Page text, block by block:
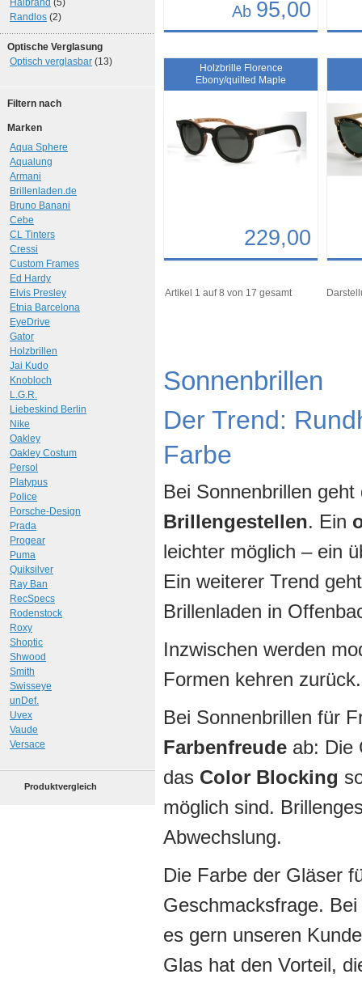
Ab 95,00
Art.-Nr.: 8130 Art.-
Holzbrille Florence
Ebony/quilted Maple
229,00
Art.-Nr.: 9766 Art.-
Artikel 1 auf 8 von 17 gesamt
Sonnenbrillen
Der Trend:
Farbe
Bei Sonnenbrillen
Brillengestellen. Ein
leichter möglich – ein
Ein weiterer Trend
Brillenladen in
Inzwischen werden
Formen kehren zurück.
Bei Sonnenbrillen für
Farbenfreude ab: Die
das Color Blocking
möglich sind.
Abwechslung.
Die Farbe der Gläser
Geschmacksfrage.
es gern unseren
Glas hat den Vorteil,
Halbrand (5)
Randlos (2)
Optische Verglasung
Optisch verglasbar (13)
Filtern nach
Marken
Aqua Sphere
Aqualung
Armani
Brillenladen.de
Bruno Banani
Cebe
CL Tinters
Cressi
Custom Frames
Ed Hardy
Elvis Presley
Etnia Barcelona
EyeDrive
Gator
Holzbrillen
Jai Kudo
Knobloch
L.G.R.
Liebeskind Berlin
Nike
Oakley
Oakley Costum
Persol
Platypus
Police
Porsche-Design
Prada
Progear
Puma
Quiksilver
Ray Ban
RecSpecs
Rodenstock
Roxy
Shoptic
Shwood
Smith
Swisseye
unDef.
Uvex
Vaude
Versace
Produktvergleich